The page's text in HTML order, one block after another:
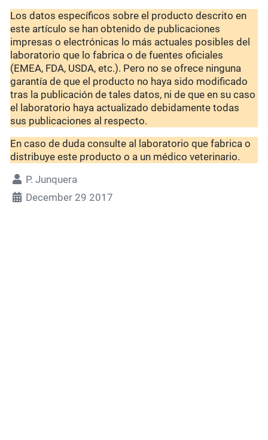
Los datos específicos sobre el producto descrito en
este artículo se han obtenido de publicaciones
impresas o electrónicas lo más actuales posibles del
laboratorio que lo fabrica o de fuentes oficiales
(EMEA, FDA, USDA, etc.). Pero no se ofrece ninguna
garantía de que el producto no haya sido modificado
tras la publicación de tales datos, ni de que en su caso
el laboratorio haya actualizado debidamente todas
sus publicaciones al respecto.
En caso de duda consulte al laboratorio que fabrica o
distribuye este producto o a un médico veterinario.
P. Junquera
December 29 2017